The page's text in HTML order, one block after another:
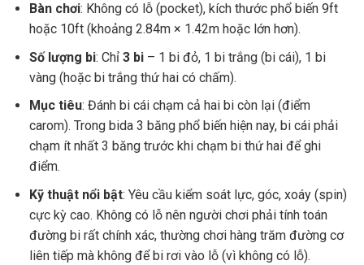
Bàn chơi: Không có lỗ (pocket), kích thước phổ biến 9ft
hoặc 10ft (khoảng 2.84m × 1.42m hoặc lớn hơn).
Số lượng bi: Chỉ 3 bi– 1 bi đỏ, 1 bi trắng (bi cái), 1 bi
vàng (hoặc bi trắng thứ hai có chấm).
Mục tiêu: Đánh bi cái chạm cả hai bi còn lại (điểm
carom). Trong bida 3 băng phổ biến hiện nay, bi cái phải
chạm ít nhất 3 băng trước khi chạm bi thứ hai để ghi
điểm.
Kỹ thuật nổi bật: Yêu cầu kiểm soát lực, góc, xoáy (spin)
cực kỳ cao. Không có lỗ nên người chơi phải tính toán
đường bi rất chính xác, thường chơi hàng trăm đường cơ
liên tiếp mà không để bi rơi vào lỗ (vì không có lỗ).